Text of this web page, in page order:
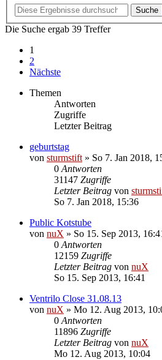
Suche
Die Suche ergab 39 Treffer
1
2
Nächste
Themen
Antworten
Zugriffe
Letzter Beitrag
geburtstag
von sturmstift » So 7. Jan 2018,
0 Antworten
31147 Zugriffe
Letzter Beitrag von
So 7. Jan 2018, 15:36
Public Kotstube
von nuX » So 15. Sep 2013,
0 Antworten
12159 Zugriffe
Letzter Beitrag von nuX
So 15. Sep 2013, 16:41
Ventrilo Close 31.08.13
von nuX » Mo 12. Aug 2013,
0 Antworten
11896 Zugriffe
Letzter Beitrag von nuX
Mo 12. Aug 2013, 10:04